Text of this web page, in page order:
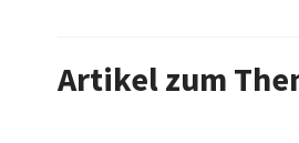
Artikel zum